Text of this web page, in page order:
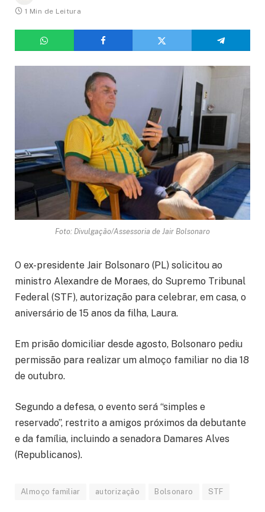
1 Min de Leitura
Foto: Divulgação/Assessoria de Jair Bolsonaro
O ex-presidente Jair Bolsonaro (PL) solicitou ao
ministro Alexandre de Moraes, do Supremo Tribunal
Federal (STF), autorização para celebrar, em casa, o
aniversário de 15 anos da filha, Laura.
Em prisão domiciliar desde agosto, Bolsonaro pediu
permissão para realizar um almoço familiar no dia 18
de outubro.
Segundo a defesa, o evento será “simples e
reservado”, restrito a amigos próximos da debutante
e da família, incluindo a senadora Damares Alves
(Republicanos).
Almoço familiar autorização Bolsonaro STF